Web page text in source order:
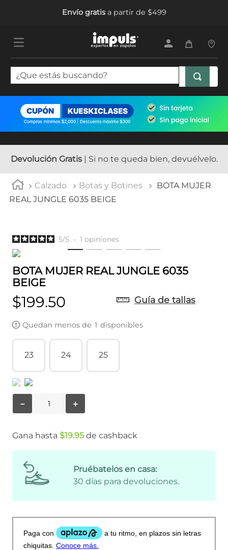
Envío gratisa partir de $499
¿Que estás buscando?
Devolución Gratis| Si no te queda bien, devuélvelo.
Calzado Botas y Botines
BOTA MUJER
REAL JUNGLE 6035 BEIGE
5/5 - 1 opiniones
BOTA MUJER REAL JUNGLE 6035
BEIGE
$199.50 Guía de tallas
Quedan menos de 1 disponibles
23 24 25
＋
－
Gana hasta $19.95 de cashback
Pruébatelos en casa:
30 días para devoluciones.
TÉRMINOS MÁS BUSCADOS
.
tenis mujer
tenis hombre
5. tenis